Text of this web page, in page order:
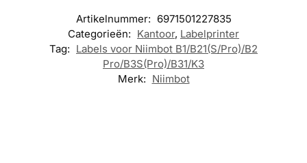
Artikelnummer: 6971501227835
Categorieën: Kantoor, Labelprinter
Tag: Labels voor Niimbot B1/B21(S/Pro)/B2
Pro/B3S(Pro)/B31/K3
Merk: Niimbot